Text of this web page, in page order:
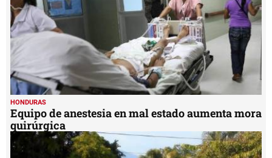
HONDURAS
Equipo de anestesia en mal estado aumenta mora
quirúrgica